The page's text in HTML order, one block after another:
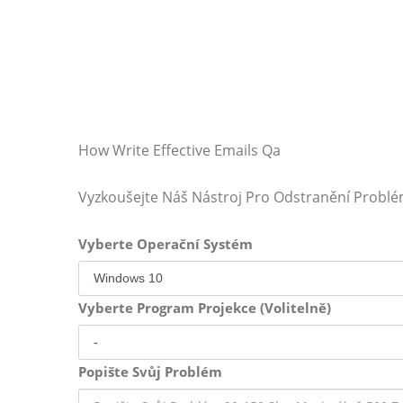
How Write Effective Emails Qa
Vyzkoušejte Náš Nástroj Pro Odstranění
Vyberte Operační Systém
Vyberte Program Projekce (Volitelně)
Popište Svůj Problém